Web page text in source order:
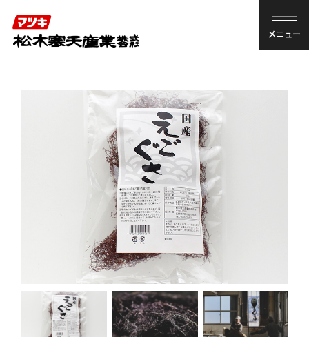
メニュー
商品情報
寒天を知る
寒天レシピ
企業情報